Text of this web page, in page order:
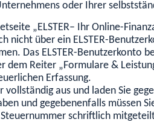
oder Ihrer
„ELSTER– Ihr Online-
nicht über ein ELSTER-
Das ELSTER-Benutzerkonto
dem Reiter „Formulare &
Erfassung.
vollständig aus und laden Sie
und gegebenenfalls müssen
schriftlich